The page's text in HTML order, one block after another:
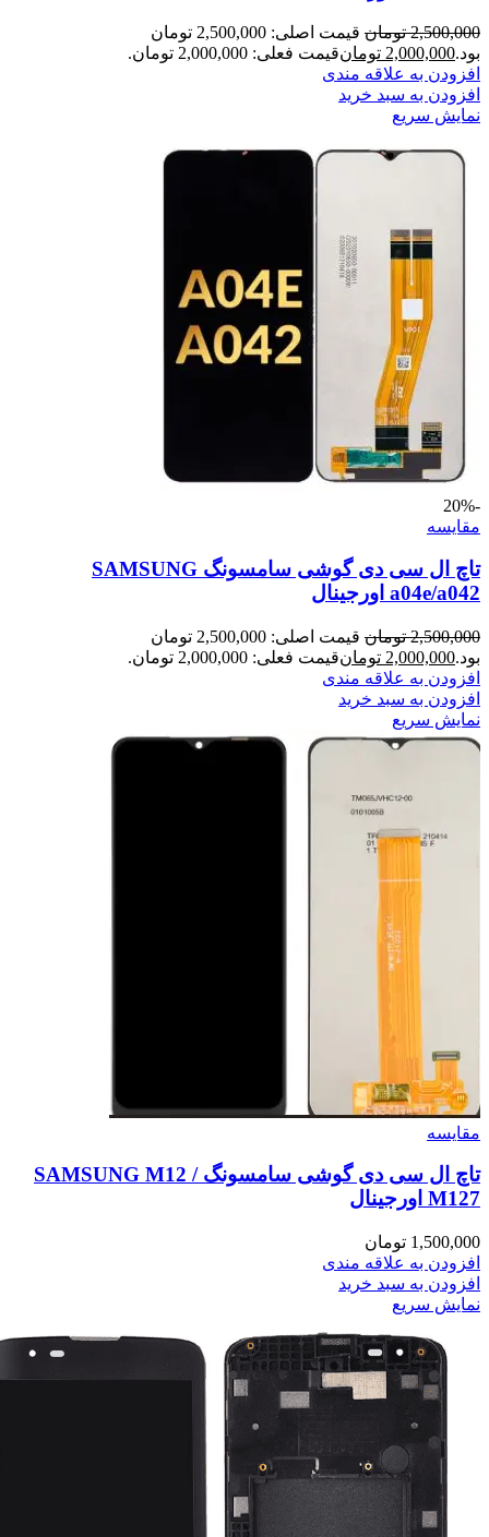
2,500,000 تومان
قیمت اصلی: 2,500,000 تومان
بود.2,000,000 تومانقیمت فعلی: 2,000,000 تومان.
افزودن به علاقه مندی
افزودن به سبد خرید
نمایش سریع
-20%
مقايسه
تاچ ال سی دی گوشی سامسونگ SAMSUNG
a04e/a042 اورجینال
2,500,000 تومان
قیمت اصلی: 2,500,000 تومان
بود.2,000,000 تومانقیمت فعلی: 2,000,000 تومان.
افزودن به علاقه مندی
افزودن به سبد خرید
نمایش سریع
مقايسه
تاچ ال سی دی گوشی سامسونگ SAMSUNG M12 /
M127 اورجینال
1,500,000 تومان
افزودن به علاقه مندی
افزودن به سبد خرید
نمایش سریع